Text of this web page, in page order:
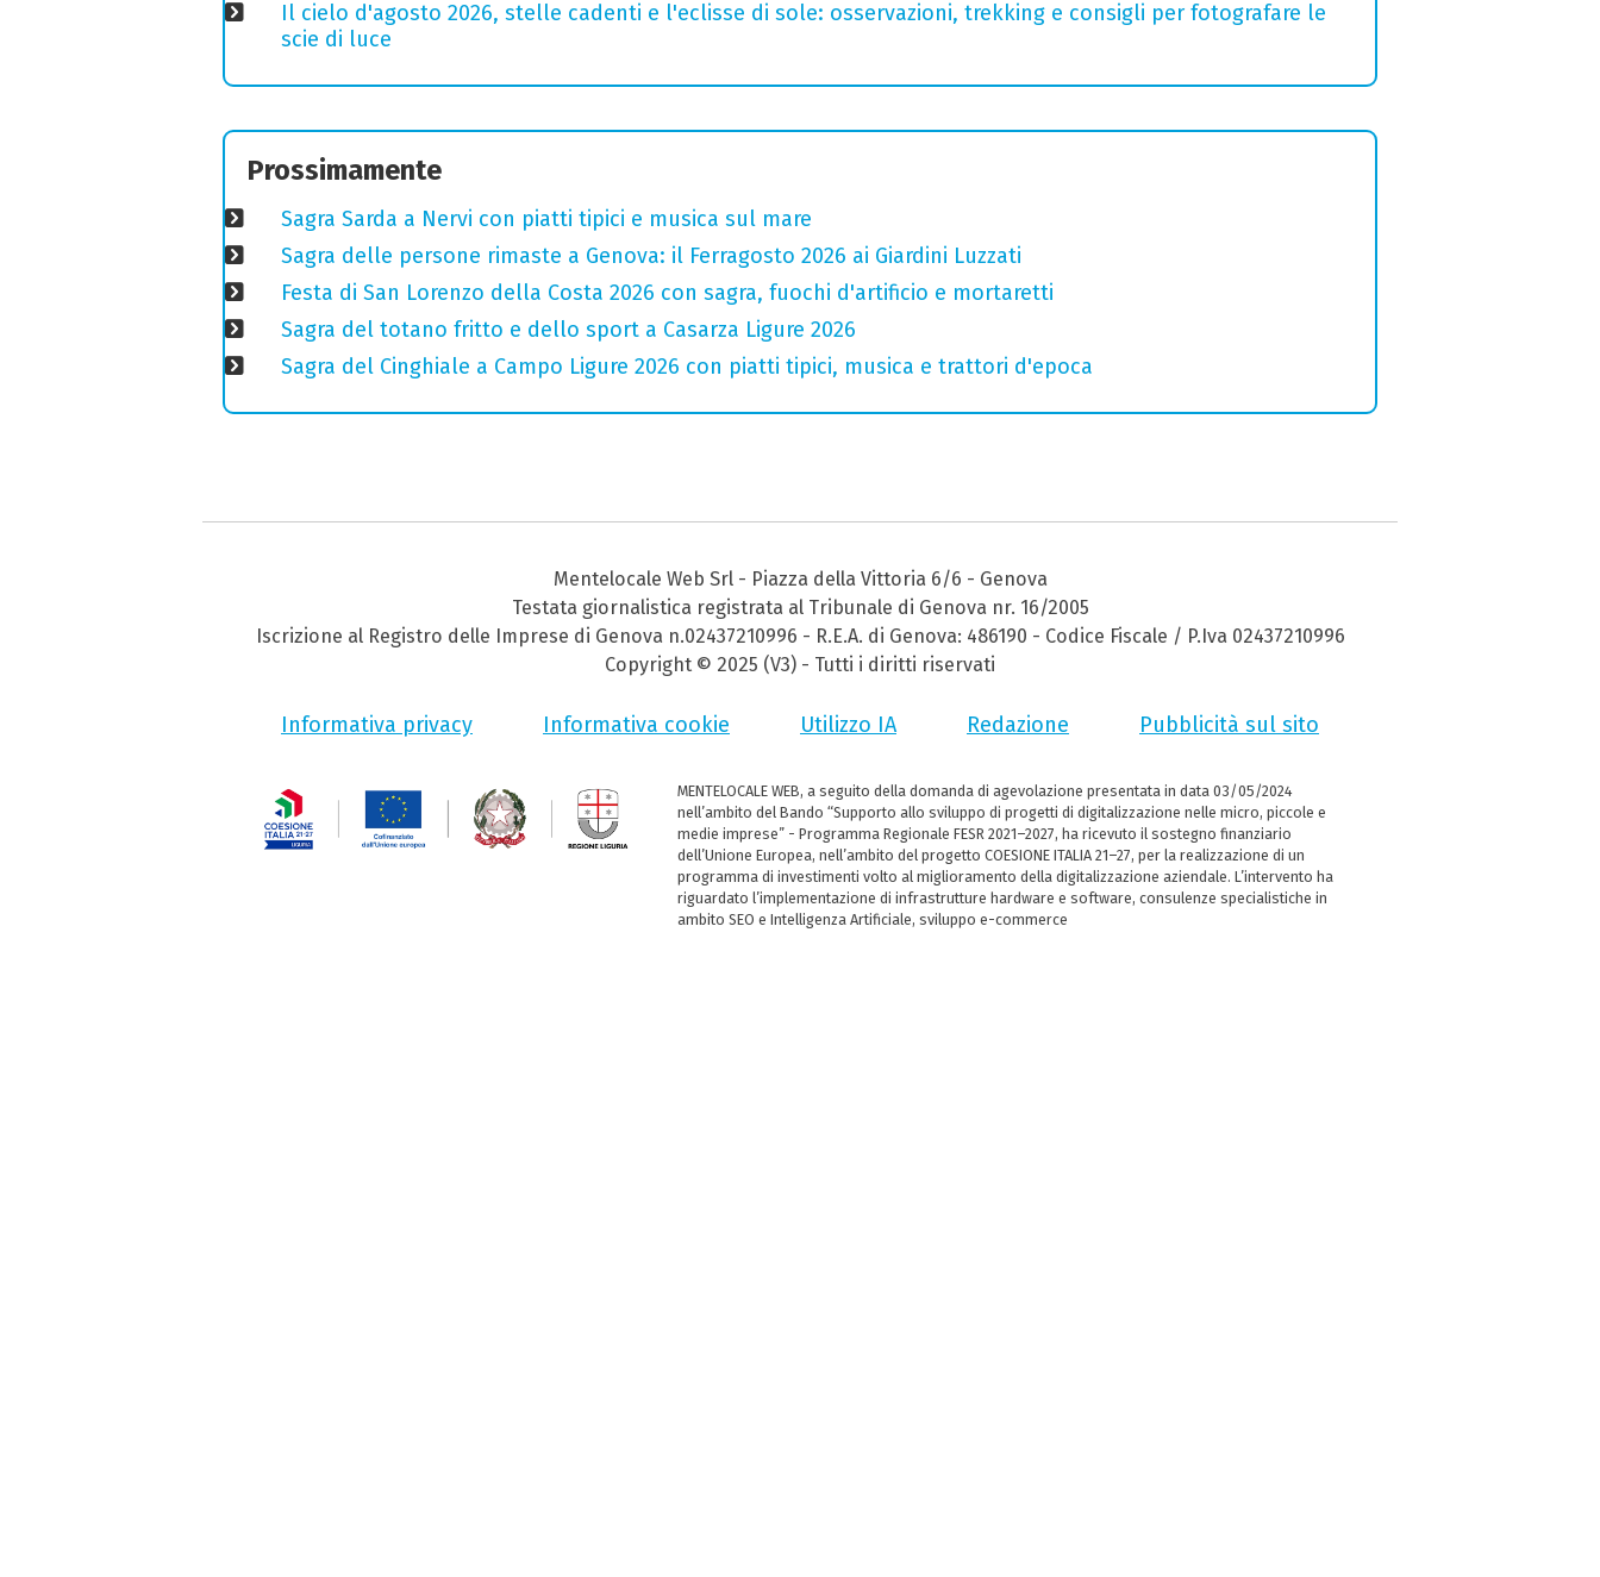
Il cielo d'agosto 2026, stelle cadenti e l'eclisse di sole: osservazioni, trekking e consigli per fotografare le
scie di luce
Prossimamente
Sagra Sarda a Nervi con piatti tipici e musica sul mare
Sagra delle persone rimaste a Genova: il Ferragosto 2026 ai Giardini Luzzati
Festa di San Lorenzo della Costa 2026 con sagra, fuochi d'artificio e mortaretti
Sagra del totano fritto e dello sport a Casarza Ligure 2026
Sagra del Cinghiale a Campo Ligure 2026 con piatti tipici, musica e trattori d'epoca
Mentelocale Web Srl - Piazza della Vittoria 6/6 - Genova
Testata giornalistica registrata al Tribunale di Genova nr. 16/2005
Iscrizione al Registro delle Imprese di Genova n.02437210996 - R.E.A. di Genova: 486190 - Codice Fiscale / P.Iva 02437210996
Copyright © 2025 (V3) - Tutti i diritti riservati
Informativa privacy Informativa cookie Utilizzo IA Redazione Pubblicità sul sito
MENTELOCALE WEB, a seguito della domanda di agevolazione presentata in data 03/05/2024
nell’ambito del Bando “Supporto allo sviluppo di progetti di digitalizzazione nelle micro, piccole e
medie imprese” - Programma Regionale FESR 2021–2027, ha ricevuto il sostegno finanziario
dell’Unione Europea, nell’ambito del progetto COESIONE ITALIA 21–27, per la realizzazione di un
programma di investimenti volto al miglioramento della digitalizzazione aziendale. L’intervento ha
riguardato l’implementazione di infrastrutture hardware e software, consulenze specialistiche in
ambito SEO e Intelligenza Artificiale, sviluppo e-commerce